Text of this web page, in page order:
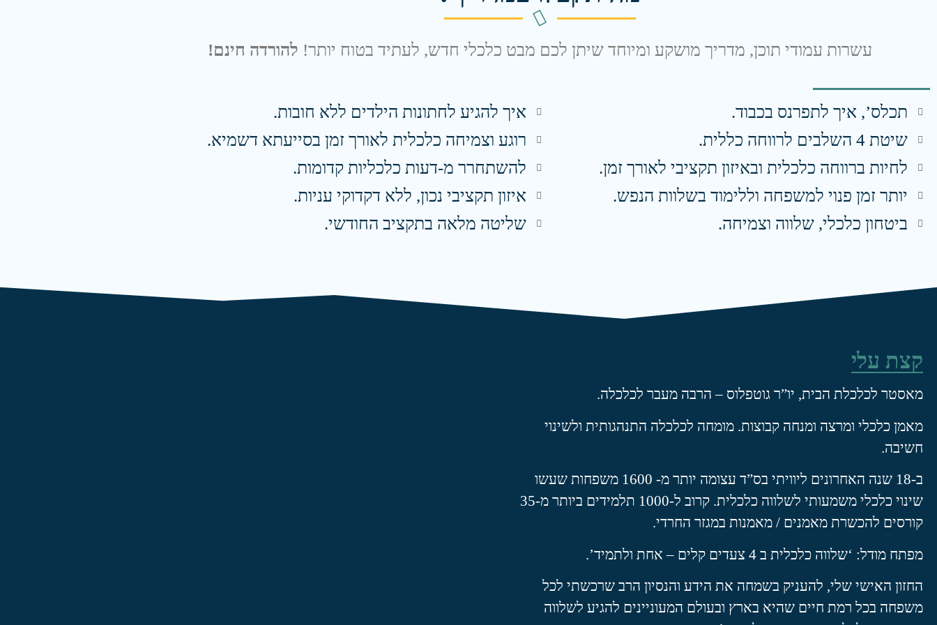
עשרות עמודי תוכן, מדריך מושקע ומיוחד שיתן לכם מבט כלכלי חדש, לעתיד בטוח יותר! להורדה חינם!
תכלס’, איך לתפרנס בכבוד.
שיטת 4 השלבים לרווחה כללית.
לחיות ברווחה כלכלית ובאיזון תקציבי לאורך זמן.
יותר זמן פנוי למשפחה וללימוד בשלוות הנפש.
ביטחון כלכלי, שלווה וצמיחה.
איך להגיע לחתונות הילדים ללא חובות.
רוגע וצמיחה כלכלית לאורך זמן בסייעתא דשמיא.
להשתחרר מ-דעות כלכליות קדומות.
איזון תקציבי נכון, ללא דקדוקי עניות.
שליטה מלאה בתקציב החודשי.
קצת עלי
מאסטר לכלכלת הבית, יו”ר גוטפלוס – הרבה מעבר לכלכלה.
מאמן כלכלי ומרצה ומנחה קבוצות. מומחה לכלכלה התנהגותית ולשינוי
חשיבה.
ב-18 שנה האחרונים ליוויתי בס”ד עצומה
יותר מ- 1600 משפחות שעשו
שינוי כלכלי משמעותי לשלווה כלכלית.
קרוב ל-1000 תלמידים ביותר מ-35
קורסים להכשרת מאמנים / מאמנות במגזר החרדי.
מפתח מודל: ‘שלווה כלכלית ב 4 צעדים קלים – אחת ולתמיד’.
החזון האישי שלי, להעניק בשמחה את הידע והנסיון הרב שרכשתי לכל
משפחה בכל רמת חיים שהיא בארץ ובעולם המעוניינים להגיע לשלווה